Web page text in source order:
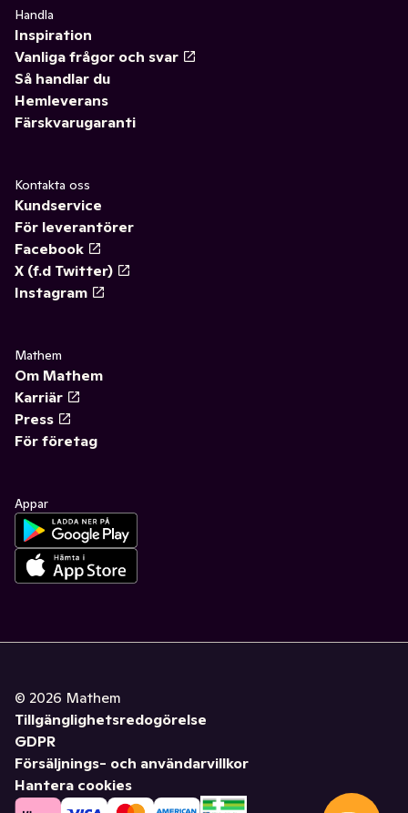
Handla
Inspiration
Vanliga frågor och svar
Så handlar du
Hemleverans
Färskvarugaranti
Kontakta oss
Kundservice
För leverantörer
Facebook
X (f.d Twitter)
Instagram
Mathem
Om Mathem
Karriär
Press
För företag
Appar
© 2026 Mathem
Tillgänglighetsredogörelse
GDPR
Försäljnings- och användarvillkor
Hantera cookies